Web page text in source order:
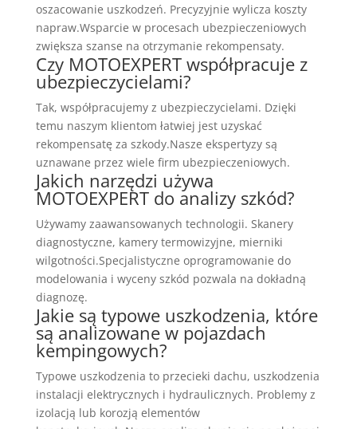
oszacowanie uszkodzeń. Precyzyjnie wylicza koszty
napraw.Wsparcie w procesach ubezpieczeniowych
zwiększa szanse na otrzymanie rekompensaty.
Czy MOTOEXPERT współpracuje z
ubezpieczycielami?
Tak, współpracujemy z ubezpieczycielami. Dzięki
temu naszym klientom łatwiej jest uzyskać
rekompensatę za szkody.Nasze ekspertyzy są
uznawane przez wiele firm ubezpieczeniowych.
Jakich narzędzi używa
MOTOEXPERT do analizy szkód?
Używamy zaawansowanych technologii. Skanery
diagnostyczne, kamery termowizyjne, mierniki
wilgotności.Specjalistyczne oprogramowanie do
modelowania i wyceny szkód pozwala na dokładną
diagnozę.
Jakie są typowe uszkodzenia, które
są analizowane w pojazdach
kempingowych?
Typowe uszkodzenia to przecieki dachu, uszkodzenia
instalacji elektrycznych i hydraulicznych. Problemy z
izolacją lub korozją elementów